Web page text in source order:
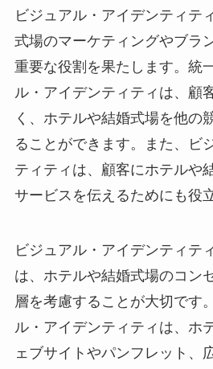
ビジュアル・アイデンティテ
式場のマーケティングやブラ
重要な役割を果たします。統
ル・アイデンティティは、顧
く、ホテルや結婚式場を他の
ることができます。また、ビ
ティティは、顧客にホテルや
サービスを伝えるためにも役
ビジュアル・アイデンティテ
は、ホテルや結婚式場のコン
層を考慮することが大切です
ル・アイデンティティは、ホ
ェブサイトやパンフレット、